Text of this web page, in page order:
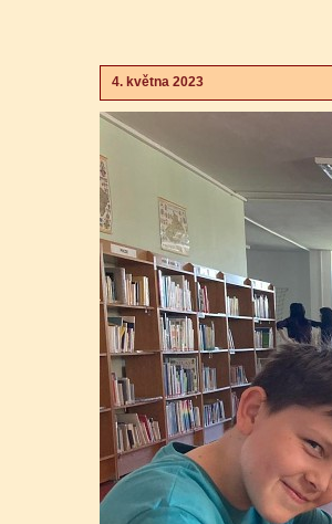
4. května 2023